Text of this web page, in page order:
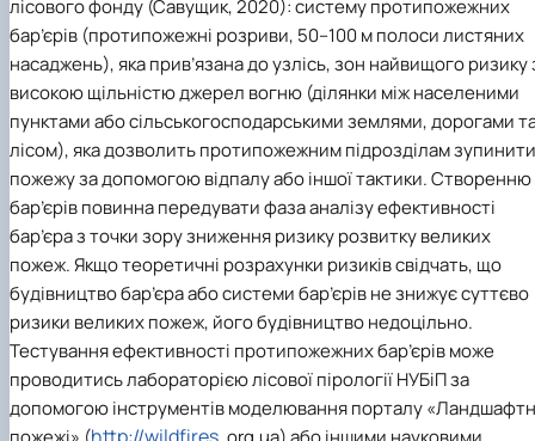
лісового фонду (Савущик, 2020): систему протипожежних
бар’єрів (протипожежні розриви, 50–100 м полоси листяних
насаджень), яка прив’язана до узлісь, зон найвищого ризику
високою щільністю джерел вогню (ділянки між населеними
пунктами або сільськогосподарськими землями, дорогами
лісом), яка дозволить протипожежним підрозділам зупинити
пожежу за допомогою відпалу або іншої тактики. Створенню
бар’єрів повинна передувати фаза аналізу ефективності
бар’єра з точки зору зниження ризику розвитку великих
пожеж. Якщо теоретичні розрахунки ризиків свідчать, що
будівництво бар’єра або системи бар’єрів не знижує суттєво
ризики великих пожеж, його будівництво недоцільно.
Тестування ефективності протипожежних бар’єрів може
проводитись лабораторією лісової пірології НУБіП за
допомогою інструментів моделювання порталу